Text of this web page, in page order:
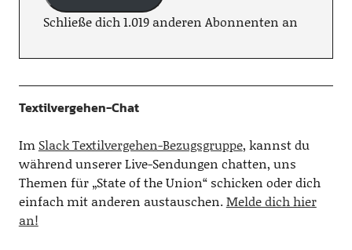
Schließe dich 1.019 anderen Abonnenten an
Textilvergehen-Chat
Im Slack Textilvergehen-Bezugsgruppe, kannst du
während unserer Live-Sendungen chatten, uns
Themen für „State of the Union“ schicken oder dich
einfach mit anderen austauschen.Melde dich hier
an!